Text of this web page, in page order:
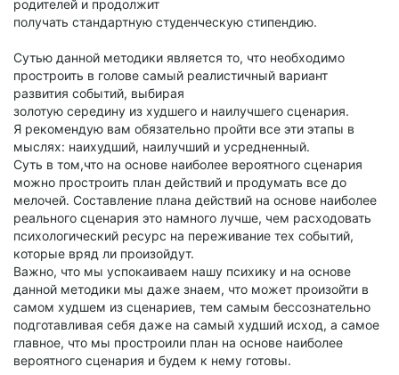
родителей и продолжит
получать стандартную студенческую стипендию.
Сутью данной методики является то, что необходимо
простроить в голове самый реалистичный вариант
развития событий, выбирая
золотую середину из худшего и наилучшего сценария.
Я рекомендую вам обязательно пройти все эти этапы в
мыслях: наихудший, наилучший и усредненный.
Суть в том,что на основе наиболее вероятного сценария
можно простроить план действий и продумать все до
мелочей. Составление плана действий на основе наиболее
реального сценария это намного лучше, чем расходовать
психологический ресурс на переживание тех событий,
которые вряд ли произойдут.
Важно, что мы успокаиваем нашу психику и на основе
данной методики мы даже знаем, что может произойти в
самом худшем из сценариев, тем самым бессознательно
подготавливая себя даже на самый худший исход, а самое
главное, что мы простроили план на основе наиболее
вероятного сценария и будем к нему готовы.